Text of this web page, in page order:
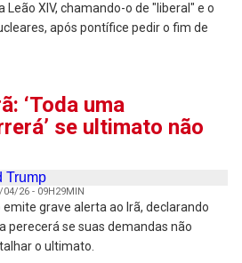
Leão XIV, chamando-o de "liberal" e o
após pontífice pedir o fim de
‘Toda uma
se ultimato não
04/26 - 09H29MIN
grave alerta ao Irã, declarando
perecerá se suas demandas não
o ultimato.